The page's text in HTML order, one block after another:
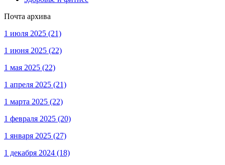
Почта архива
1 июля 2025 (21)
1 июня 2025 (22)
1 мая 2025 (22)
1 апреля 2025 (21)
1 марта 2025 (22)
1 февраля 2025 (20)
1 января 2025 (27)
1 декабря 2024 (18)